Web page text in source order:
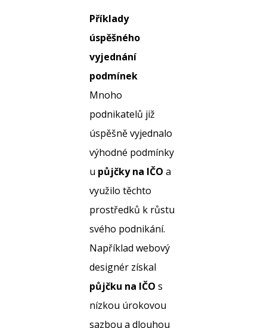
Příklady
úspěšného
vyjednání
podmínek
Mnoho
podnikatelů již
úspěšně vyjednalo
výhodné podmínky
u půjčky na IČO a
využilo těchto
prostředků k růstu
svého podnikání.
Například webový
designér získal
půjčku na IČO s
nízkou úrokovou
sazbou a dlouhou